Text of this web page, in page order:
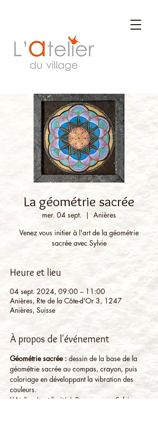
La géométrie sacrée
mer. 04 sept.
  |
Anières
Venez vous initier à l'art de la géométrie
sacrée avec Sylvie
Heure et lieu
04 sept. 2024, 09:00 – 11:00
Anières, Rte de la Côte-d'Or 3, 1247
Anières, Suisse
À propos de l'événement
Géométrie sacrée : dessin de la base de la
géométrie sacrée au compas, crayon, puis
coloriage en développant la vibration des
couleurs.
L'Atelier étant limité à 3 personnes, Sylvie